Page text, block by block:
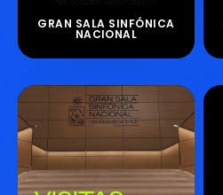
GRAN SALA SINFÓNICA
NACIONAL